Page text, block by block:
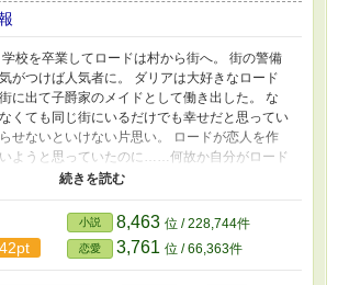
校を卒業してロードは村から街へ。 街の警備
がつけば人気者に。 ダリアは大好きなロード
に出て子爵家のメイドとして働き出した。 な
くても同じ街にいるだけでも幸せだと思ってい
せないといけない片思い。 ロードが恋人を作
ようと思っていたのに……何故か自分がロード
った。 それも女避けのための（仮）の恋人
ロードには愛する女性が現れた。 ダリアは、
意をして……… ★ 短編から長編に変更させてい
ません。いつものように話が長くなってしまい
小説 8,463 位 / 228,744件
恋愛 3,761 位 / 66,363件